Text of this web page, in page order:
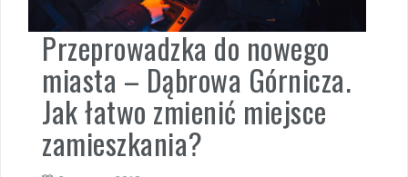
Przeprowadzka do nowego
miasta – Dąbrowa Górnicza.
Jak łatwo zmienić miejsce
zamieszkania?